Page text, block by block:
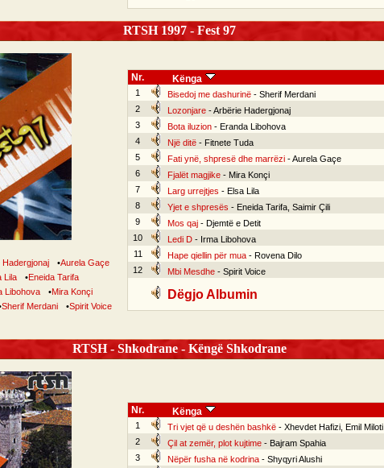
RTSH 1997 - Fest 97
Hadergjonaj •Aurela Gaçe
Lila •Eneida Tarifa
Libohova •Mira Konçi
Sherif Merdani •Spirit Voice
Nr. Kënga
1 Bisedoj me dashurinë- Sherif Merdani
2
Lozonjare- Arbërie Hadergjonaj
3
Bota iluzion- Eranda Libohova
4
Një ditë- Fitnete Tuda
5
Fati ynë, shpresë dhe marrëzi- Aurela Gaçe
6
Fjalët magjike- Mira Konçi
7
Larg urrejtjes - Elsa Lila
8
Yjet e shpresës - Eneida Tarifa, Saimir Çili
9
Mos qaj- Djemtë e Detit
10
Ledi D- Irma Libohova
11
Hape qiellin për mua- Rovena Dilo
12
Mbi Mesdhe- Spirit Voice
Dëgjo Albumin
RTSH - Shkodrane - Këngë Shkodrane
Nr. Kënga
1 Tri vjet që u deshën bashkë- Xhevdet Hafizi, Emil Miloti
2
Çil at zemër, plot kujtime- Bajram Spahia
3
Nëpër fusha në kodrina- Shyqyri Alushi